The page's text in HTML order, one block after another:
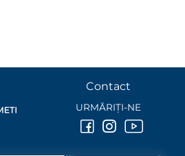
Contact
URMĂRIȚI-NE